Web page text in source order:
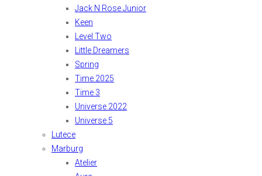
Jack N Rose Junior
Keen
Level Two
Little Dreamers
Spring
Time 2025
Time 3
Universe 2022
Universe 5
Lutece
Marburg
Atelier